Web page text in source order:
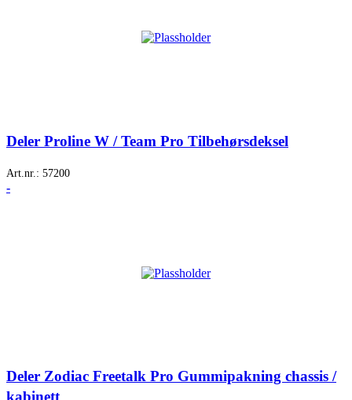
Deler Proline W / Team Pro Tilbehørsdeksel
Art.nr.: 57200
-
Deler Zodiac Freetalk Pro Gummipakning chassis /